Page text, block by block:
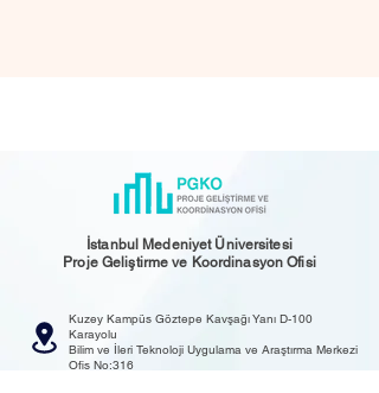
İstanbul Medeniyet Üniversitesi
Proje Geliştirme ve Koordinasyon Ofisi
Kuzey Kampüs Göztepe Kavşağı Yanı D-100
Karayolu
Bilim ve İleri Teknoloji Uygulama ve Araştırma Merkezi
Ofis No:316